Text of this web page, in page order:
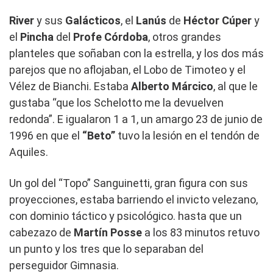
Rivery sus Galácticos, el Lanús de Héctor Cúpery
el Pincha del Profe Córdoba, otros grandes
planteles que soñaban con la estrella, y los dos más
parejos que no aflojaban, el Lobo de Timoteo y el
Vélez de Bianchi. Estaba Alberto Márcico, al que le
gustaba “que los Schelotto me la devuelven
redonda”. E igualaron 1 a 1, un amargo 23 de junio de
1996 en que el “Beto” tuvo la lesión en el tendón de
Aquiles.
Un gol del “Topo” Sanguinetti, gran figura con sus
proyecciones, estaba barriendo el invicto velezano,
con dominio táctico y psicológico. hasta que un
cabezazo de Martín Posse a los 83 minutos retuvo
un punto y los tres que lo separaban del
perseguidor Gimnasia.